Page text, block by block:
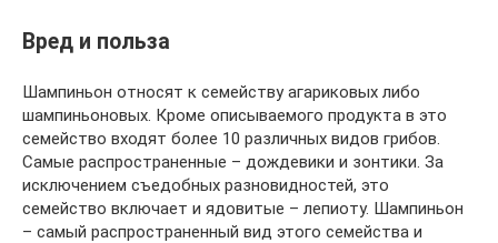
Вред и польза
Шампиньон относят к семейству агариковых либо
шампиньоновых. Кроме описываемого продукта в это
семейство входят более 10 различных видов грибов.
Самые распространенные – дождевики и зонтики. За
исключением съедобных разновидностей, это
семейство включает и ядовитые – лепиоту. Шампиньон
– самый распространенный вид этого семейства и